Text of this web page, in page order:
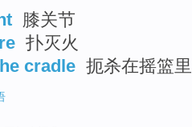
膝关节
扑灭火
cradle 扼杀在摇篮